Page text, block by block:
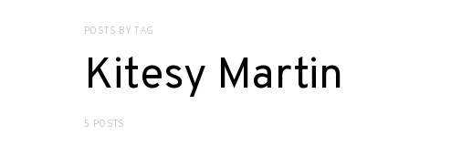
POSTS BY TAG
Kitesy Martin
5 POSTS